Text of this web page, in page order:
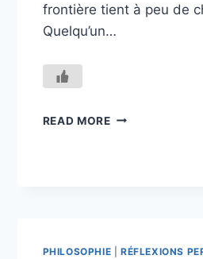
frontière tient à peu de
Quelqu’un…
READ MOREFRANCHIR
PHILOSOPHIE RÉFLEXIONS